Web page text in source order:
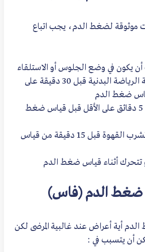
موثوقة لضغط الدم، يجب اتباع
يكون في وضع الجلوس أو الاستلقاء
عدم ممارسة الرياضة البدنية قبل 30 دقيقة على
ضغط الدم
استراحة لمدة 5 دقائق على الأقل قبل قياس ضغط
لا تدخن أو تشرب القهوة قبل 15 دقيقة من قياس
تتحرك أثناء قياس ضغط الدم
ضغط الدم (فاس)
أية أعراض عند غالبية المرضى لكن
أن يتسبب في :